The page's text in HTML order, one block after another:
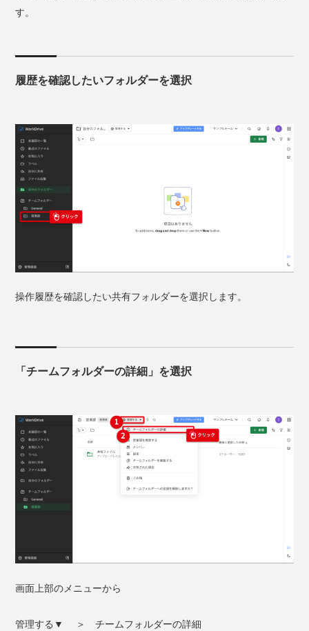
す。
履歴を確認したいフォルダーを選択
操作履歴を確認したい共有フォルダーを選択します。
「チームフォルダーの詳細」を選択
画面上部のメニューから
管理する▼ ＞ チームフォルダーの詳細